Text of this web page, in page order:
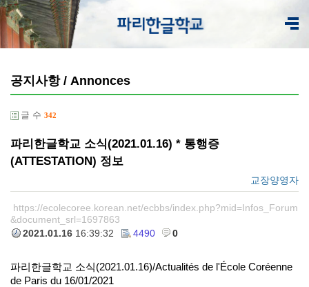
공지사항 / Annonces
글 수 342
파리한글학교 소식(2021.01.16) * 통행증
(ATTESTATION) 정보
교장양영자
https://ecolecoree.korean.net/ecbbs/index.php?mid=Infos_Forum
&document_srl=1697863
2021.01.16 16:39:32 4490 0
파리한글학교 소식(2021.01.16)/Actualités de l'École Coréenne
de Paris du 16/01/2021